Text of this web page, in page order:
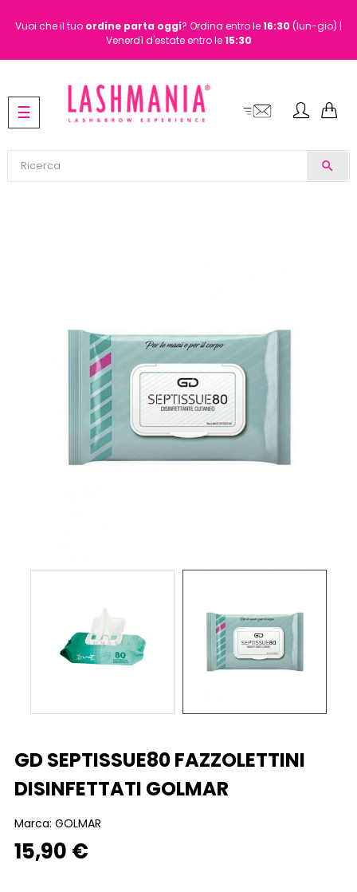
Vuoi che il tuo ordine parta oggi? Ordina entro le16:30 (lun-gio) |
Venerdì d'estate entro le15:30
search
navigazione
Toggle
☰
GD SEPTISSUE80 FAZZOLETTINI
DISINFETTATI GOLMAR
Marca: GOLMAR
15,90 €